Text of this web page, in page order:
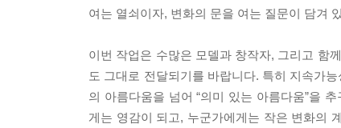
여는 열쇠이자, 변화의 문을 여는 질문이 담겨
이번 작업은 수많은 모델과 창작자, 그리고 함
도 그대로 전달되기를 바랍니다. 특히 지속가
의 아름다움을 넘어 “의미 있는 아름다움”을
게는 영감이 되고, 누군가에게는 작은 변화의